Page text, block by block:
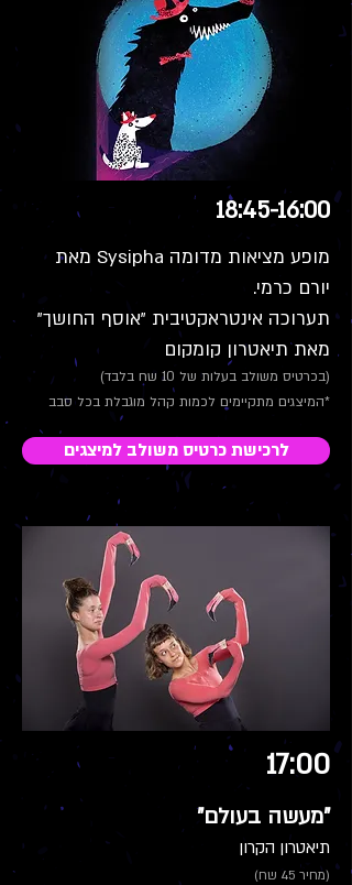
18:45-16:00
מופע מציאות מדומה Sysipha מאת
יורם כרמי.
תערוכה אינטראקטיבית "אוסף החושך"
מאת תיאטרון קומקום
(בכרטיס משולב בעלות של 10 שח בלבד)
*המיצגים מתקיימים לכמות קהל מוגבלת בכל סבב
לרכישת כרטיס משולב למיצגים
17:00
"מעשה בעולם"
תיאטרון הקרון
(מחיר 45 שח)